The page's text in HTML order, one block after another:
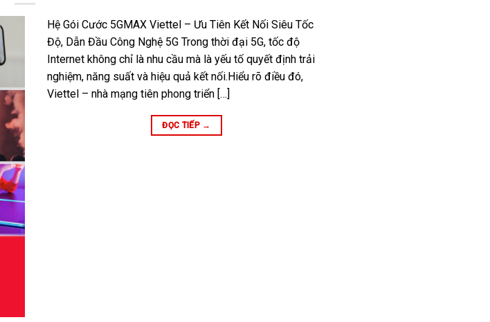
Hệ Gói Cước 5GMAX Viettel – Ưu Tiên Kết Nối Siêu Tốc
Độ, Dẫn Đầu Công Nghệ 5G Trong thời đại 5G, tốc độ
Internet không chỉ là nhu cầu mà là yếu tố quyết định trải
nghiệm, năng suất và hiệu quả kết nối.Hiểu rõ điều đó,
Viettel – nhà mạng tiên phong triển […]
ĐỌC TIẾP →